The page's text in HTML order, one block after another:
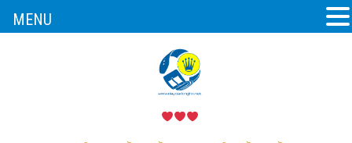
MENU